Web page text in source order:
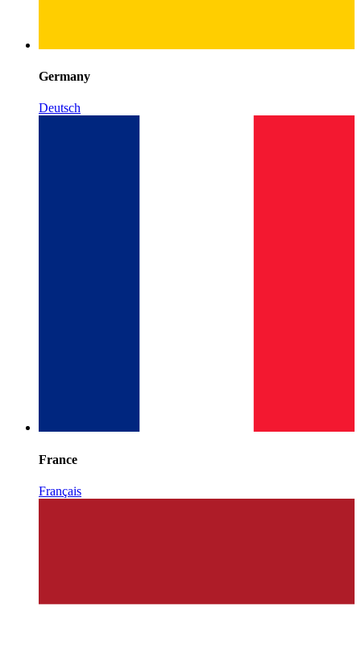
Germany
Deutsch
France
Français